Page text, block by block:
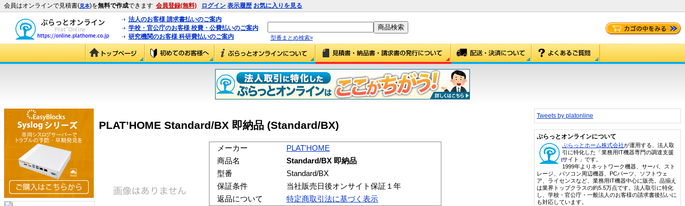
会員はオンラインで見積書(見本)を無料で作成できます 会員登録(無料) ログイン 表示履歴 お気に入りを見る
法人のお客様 請求書払いのご案内
学校・官公庁のお客様 校費・公費払いのご案内
研究機関のお客様 科研費払いのご案内
型番まとめ検索»
PLAT’HOME Standard/BX 即納品 (Standard/BX)
メーカー
PLAT'HOME
商品名
Standard/BX 即納品
型番
Standard/BX
保証条件
当社販売日後オンサイト保証１年
返品について
特定商取引法に基づく表示
Tweets by platonline
ぷらっとオンラインについて
ぷらっとホーム株式会社が運用する、法人取
引に特化した「業務用IT機器専門の調達支援
サイト」です。
1999年よりネットワーク機器、サーバ、スト
レージ、パソコン周辺機器、PCパーツ、ソフトウェ
ア、ライセンスなど、業務用IT機器中心に販売。品揃え
は業界トップクラスの約5.5万点です。法人取引に特化
し、学校・官公庁・一般法人のお客様の請求書後払いに
も対応しています。